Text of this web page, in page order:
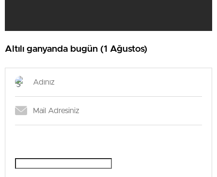
Altılı ganyanda bugün (1 Ağustos)